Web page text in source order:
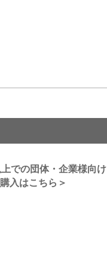
での団体・企業様向け
入はこちら＞